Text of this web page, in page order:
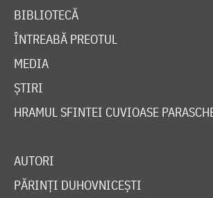
BIBLIOTECĂ
ÎNTREABĂ PREOTUL
MEDIA
ȘTIRI
HRAMUL SFINTEI CUVIOASE
AUTORI
PĂRINȚI DUHOVNICEȘTI